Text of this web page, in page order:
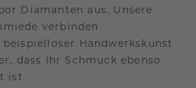
Diamanten aus. Unsere
verbinden
Handwerkskunst
dass Ihr Schmuck ebenso
ist.